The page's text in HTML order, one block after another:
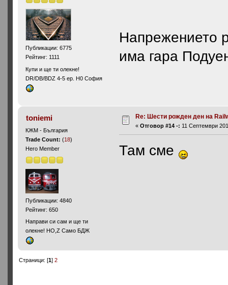
Публикации: 6775
Рейтинг: 1111
Купи и ще ти олекне!
DR/DB/BDZ 4-5 ep. H0 София
Напрежението
има гара
toniemi
КЖМ - България
Trade Count:(18)
Hero Member
Публикации: 4840
Рейтинг: 650
Направи си сам и ще ти
олекне! HO,Z Само БДЖ
Re: Шести рожден ден на
«Отговор #14 -: 11 Септември
Там сме
Страници: [1] 2